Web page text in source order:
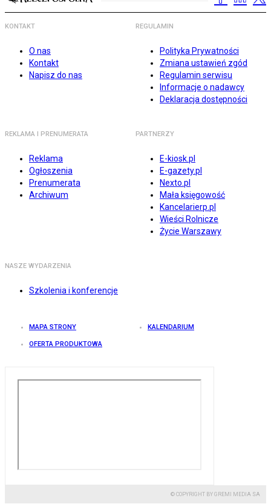
KONTAKT
O nas
Kontakt
Napisz do nas
REGULAMIN
Polityka Prywatności
Zmiana ustawień zgód
Regulamin serwisu
Informacje o nadawcy
Deklaracja dostępności
REKLAMA I PRENUMERATA
Reklama
Ogłoszenia
Prenumerata
Archiwum
PARTNERZY
E-kiosk.pl
E-gazety.pl
Nexto.pl
Mała księgowość
Kancelarierp.pl
Wieści Rolnicze
Życie Warszawy
NASZE WYDARZENIA
Szkolenia i konferencje
MAPA STRONY KALENDARIUM
OFERTA PRODUKTOWA
© COPYRIGHT BY GREMI MEDIA SA